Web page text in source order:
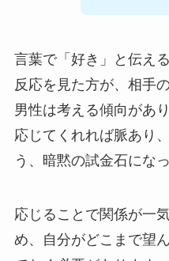
言葉で「好き」と伝え
反応を見た方が、相手
男性は考える傾向があり
応じてくれれば脈あり
う、暗黙の試金石にな
応じることで関係が一
め、自分がどこまで望